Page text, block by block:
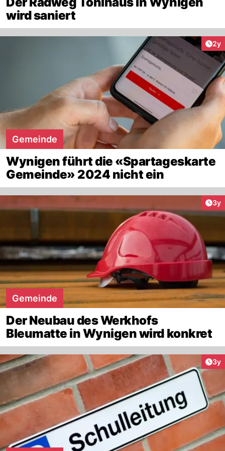
wird saniert
2y
Gemeinde
Wynigen führt die «Spartageskarte
Gemeinde» 2024 nicht ein
3y
Gemeinde
Der Neubau des Werkhofs
Bleumatte in Wynigen wird konkret
3y